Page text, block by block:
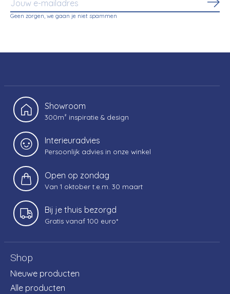
Geen zorgen, we gaan je niet spammen
Showroom
300m² inspiratie & design
Interieuradvies
Persoonlijk advies in onze winkel
Open op zondag
Van 1 oktober t.e.m. 30 maart
Bij je thuis bezorgd
Gratis vanaf 100 euro*
Shop
Nieuwe producten
Alle producten